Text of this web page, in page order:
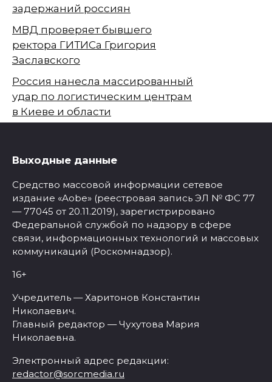
задержаний россиян
МВД проверяет бывшего
ректора ГИТИСа Григория
Заславского
Россия нанесла массированный
удар по логистическим центрам
в Киеве и области
Выходные данные
Средство массовой информации сетевое
издание «Aobe» (реестровая запись ЭЛ № ФС 77
— 77045 от 20.11.2019), зарегистрировано
Федеральной службой по надзору в сфере
связи, информационных технологий и массовых
коммуникаций (Роскомнадзор).
16+
Учредитель — Харитонов Константин
Николаевич.
Главный редактор — Чухутова Мария
Николаевна.
Электронный адрес редакции:
redactor@sorcmedia.ru